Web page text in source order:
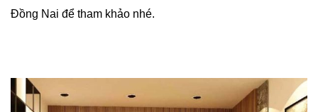
Đồng Nai để tham khảo nhé.